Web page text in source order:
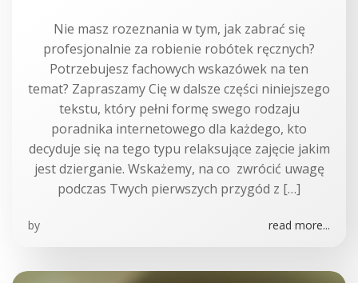
Nie masz rozeznania w tym, jak zabrać się
profesjonalnie za robienie robótek ręcznych?
Potrzebujesz fachowych wskazówek na ten
temat? Zapraszamy Cię w dalsze części niniejszego
tekstu, który pełni formę swego rodzaju
poradnika internetowego dla każdego, kto
decyduje się na tego typu relaksujące zajęcie jakim
jest dzierganie. Wskażemy, na co zwrócić uwagę
podczas Twych pierwszych przygód z […]
by read more...